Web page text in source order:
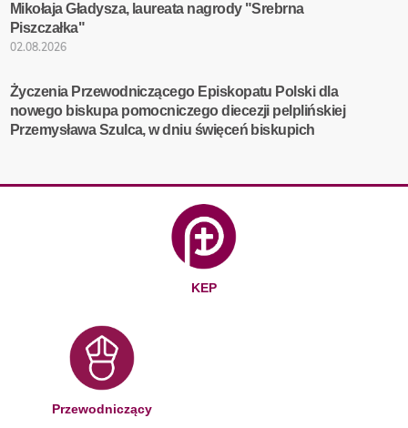
02.08.2026
Mikołaja Gładysza, laureata nagrody "Srebrna
Piszczałka"
Życzenia Przewodniczącego Episkopatu Polski dla
nowego biskupa pomocniczego diecezji pelplińskiej
Przemysława Szulca, w dniu święceń biskupich
KEP
Przewodniczący